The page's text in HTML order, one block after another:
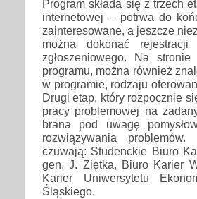
Program składa się z trzech
internetowej – potrwa do
zainteresowane, a jeszcze
można dokonać rejestracji
zgłoszeniowego. Na
programu, można również
w programie, rodzaju
Drugi etap, który rozpocznie
pracy problemowej na
brana pod uwagę
rozwiązywania
czuwają: Studenckie Biuro
gen. J. Ziętka, Biuro Karier
Karier Uniwersytetu
Śląskiego.